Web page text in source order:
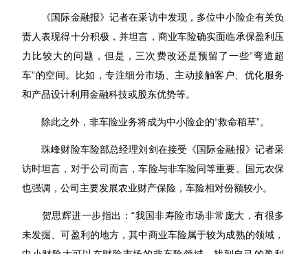
《国际金融报》记者在采访中发现，多位中小险企有关负
责人表现得十分积极，并坦言，商业车险确实面临承保盈利压
力比较大的问题，但是，三次费改还是预留了一些“弯道超
车”的空间。比如，专注细分市场、主动接触客户、优化服务
和产品设计利用金融科技或股东优势等。
除此之外，非车险业务将成为中小险企的“救命稻草”。
珠峰财险车险部总经理刘剑在接受《国际金融报》记者采
访时坦言，对于公司而言，车险与非车险同等重要。国元农保
也强调，公司主要发展农业财产保险，车险相对份额较小。
贺思辉进一步指出：“我国非寿险市场非常庞大，有很多
未发掘、可盈利的地方，其中商业车险属于较为成熟的领域，